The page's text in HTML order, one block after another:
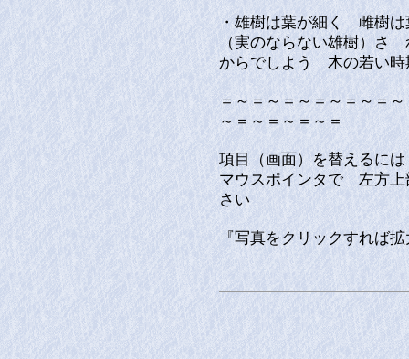
・雄樹は葉が細く 雌樹
（実のならない雄樹）
からでしよう 木の若い
＝～＝～＝～＝～＝～＝
～＝～＝～＝～＝
項目（画面）を替えるには
マウスポインタで 左方上
さい
『写真をクリックすれば